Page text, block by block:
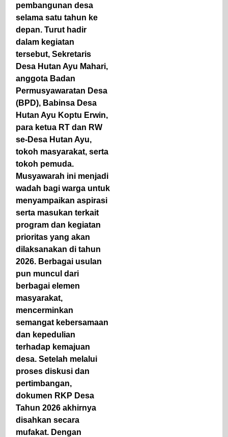
pembangunan desa
selama satu tahun ke
depan. Turut hadir
dalam kegiatan
tersebut, Sekretaris
Desa Hutan Ayu Mahari,
anggota Badan
Permusyawaratan Desa
(BPD), Babinsa Desa
Hutan Ayu Koptu Erwin,
para ketua RT dan RW
se-Desa Hutan Ayu,
tokoh masyarakat, serta
tokoh pemuda.
Musyawarah ini menjadi
wadah bagi warga untuk
menyampaikan aspirasi
serta masukan terkait
program dan kegiatan
prioritas yang akan
dilaksanakan di tahun
2026. Berbagai usulan
pun muncul dari
berbagai elemen
masyarakat,
mencerminkan
semangat kebersamaan
dan kepedulian
terhadap kemajuan
desa. Setelah melalui
proses diskusi dan
pertimbangan,
dokumen RKP Desa
Tahun 2026 akhirnya
disahkan secara
mufakat. Dengan